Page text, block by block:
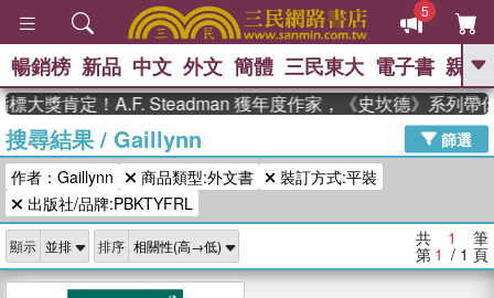
5
GO
The Odyssey 、
父親節 、 如果歷史是一群喵 、 暑期
推薦 、 國際布克獎 臺灣漫遊錄
孩：黎曼猜想 、 偉大的迷走神經
暢銷榜 新品 中文 外文 簡體 三民東大 電子書 親子
大獎肯定！A.F. Steadman 獲年度作家，《史坎德》系列帶
搜尋結果/ Gaillynn
篩選
作者：Gaillynn
商品類型:外文書
裝訂方式:平裝
出版社/品牌:PBKTYFRL
顯示 排序 共 1 筆
第 1 / 1 頁